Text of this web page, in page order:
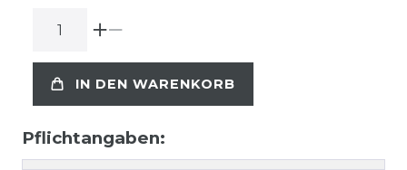
IN DEN WARENKORB
Pflichtangaben: